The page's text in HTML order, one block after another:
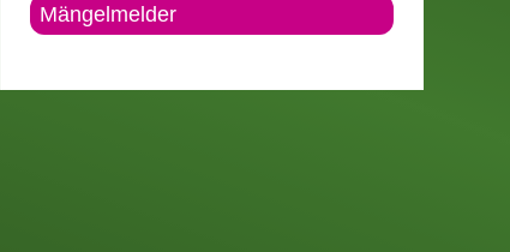
Mängelmelder